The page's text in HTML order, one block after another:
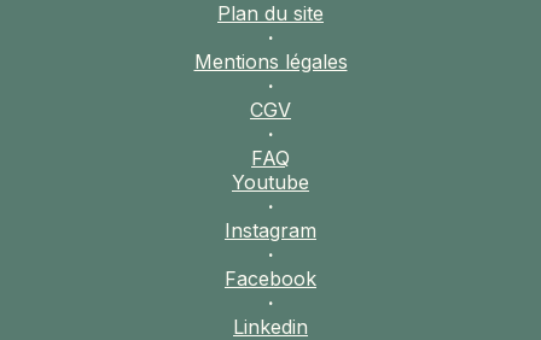
Plan du site
·
Mentions légales
·
CGV
·
FAQ
Youtube
·
Instagram
·
Facebook
·
Linkedin